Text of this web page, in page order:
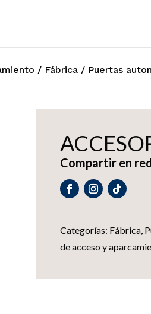
/ Fábrica/ Puertas
Compartir en
Categorías: Fábrica,
de acceso y